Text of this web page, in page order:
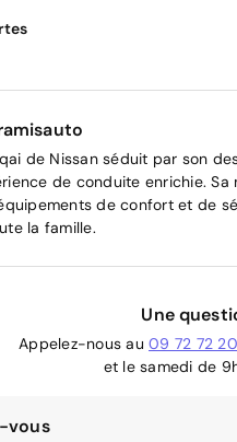
de Nissan séduit par son
de conduite enrichie.
de confort et de
la famille.
Une
Appelez-nous au 09 72 72
et le samedi de
vous